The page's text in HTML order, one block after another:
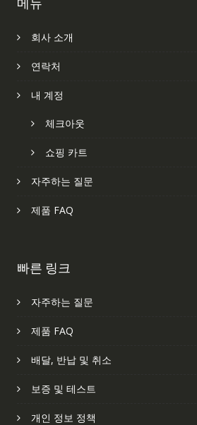
회사 소개
연락처
내 계정
체크아웃
쇼핑 카트
자주하는 질문
제품 FAQ
빠른 링크
자주하는 질문
제품 FAQ
배달, 반납 및 취소
보증 및 테스트
개인 정보 정책